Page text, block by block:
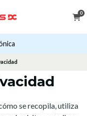
0
se recopila, utiliza